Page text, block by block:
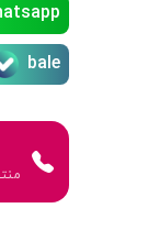
bale